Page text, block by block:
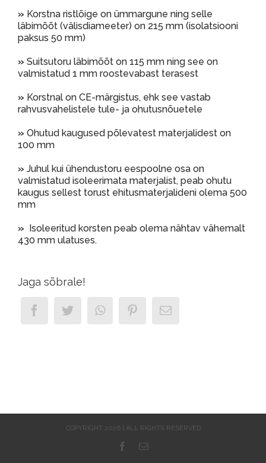
» Korstna ristlõige on ümmargune ning selle
läbimõõt (välisdiameeter) on 215 mm (isolatsiooni
paksus 50 mm)
» Suitsutoru läbimõõt on 115 mm ning see on
valmistatud 1 mm roostevabast terasest
» Korstnal on CE-märgistus, ehk see vastab
rahvusvahelistele tule- ja ohutusnõuetele
» Ohutud kaugused põlevatest materjalidest on
100 mm
» Juhul kui ühendustoru eespoolne osa on
valmistatud isoleerimata materjalist, peab ohutu
kaugus sellest torust ehitusmaterjalideni olema 500
mm
» Isoleeritud korsten peab olema nähtav vähemalt
430 mm ulatuses.
Jaga sõbrale!
COPYRIGHT 2026 | ALL RIGHTS RESERVED
Facebook
Email